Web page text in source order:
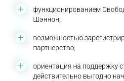
функционированием
Шэннон;
возможностью
партнерство;
ориентация на поддержку
действительно выгодно